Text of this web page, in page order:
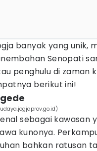
banyak yang unik,
Senopati
penghulu di zaman
berikut ini!
sebagai kawasan
kunonya.
bahkan ratusan